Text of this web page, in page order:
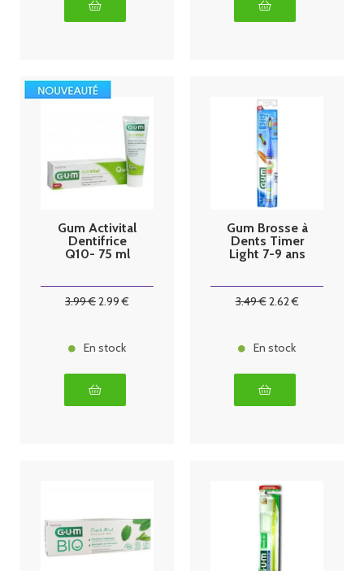
Gum Activital
Dentifrice
Q10- 75 ml
3.99€2.99 €
En stock
Gum Brosse à
Dents Timer
Light 7-9 ans
3.49€2.62€
En stock